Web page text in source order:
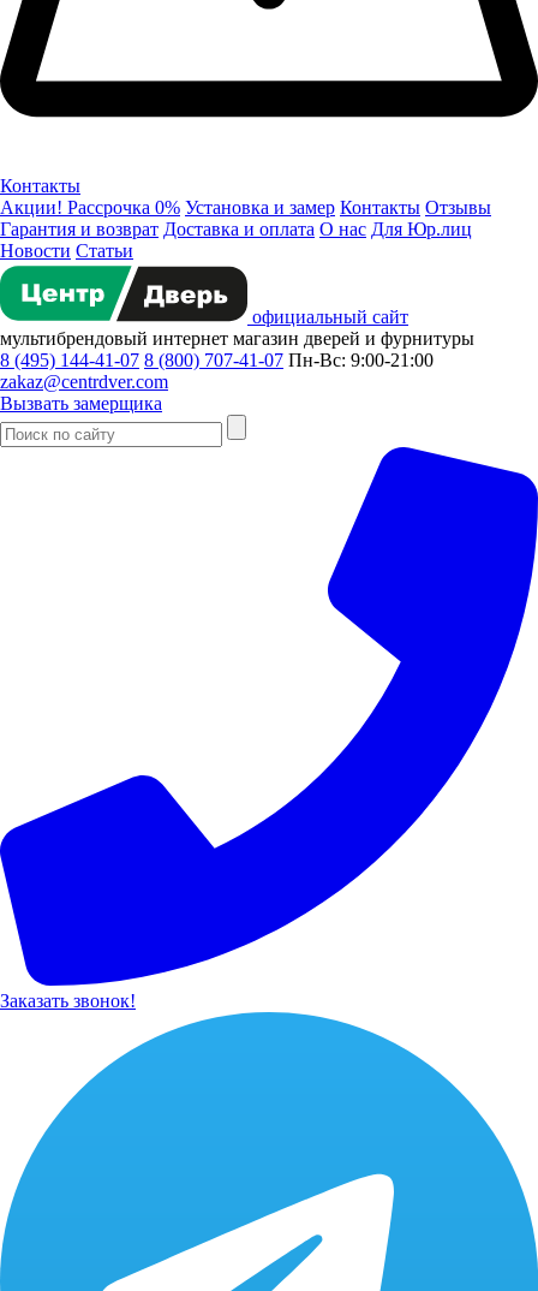
Контакты
Акции! Рассрочка 0% Установка и замер Контакты Отзывы
Гарантия и возврат Доставка и оплата О нас Для Юр.лиц
Новости Статьи
официальный сайт
мультибрендовый интернет магазин дверей и фурнитуры
8 (495) 144-41-07 8 (800) 707-41-07 Пн-Вс: 9:00-21:00
zakaz@centrdver.com
Вызвать замерщика
Заказать звонок!